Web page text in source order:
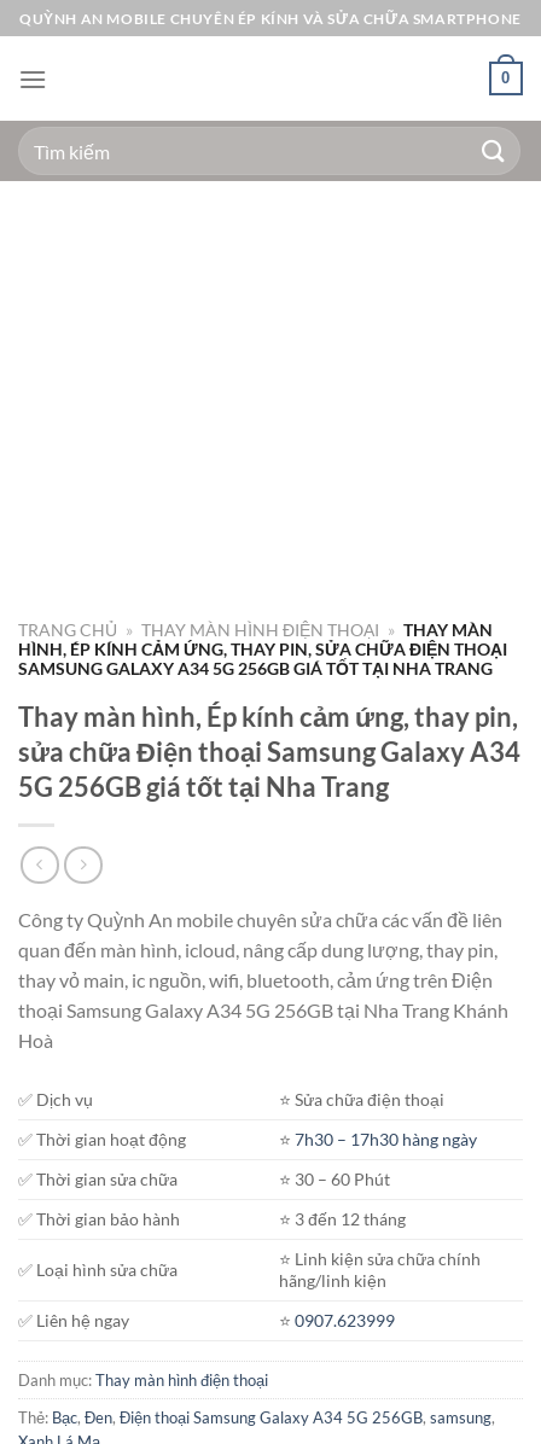
Bỏ
qua
nội
QUỲNH AN MOBILE CHUYÊN ÉP KÍNH VÀ SỬA CHỮA SMARTPHONE
0
Tìm
kiếm:
TRANG CHỦ » THAY MÀN HÌNH ĐIỆN THOẠI » THAY MÀN
HÌNH, ÉP KÍNH CẢM ỨNG, THAY PIN, SỬA CHỮA ĐIỆN THOẠI
SAMSUNG GALAXY A34 5G 256GB GIÁ TỐT TẠI NHA TRANG
Thay màn hình, Ép kính cảm ứng, thay pin,
sửa chữa Điện thoại Samsung Galaxy A34
5G 256GB giá tốt tại Nha Trang
Công ty Quỳnh An mobile chuyên sửa chữa các vấn đề liên
quan đến màn hình, icloud, nâng cấp dung lượng, thay pin,
thay vỏ main, ic nguồn, wifi, bluetooth, cảm ứng trên Điện
thoại Samsung Galaxy A34 5G 256GB tại Nha Trang Khánh
Hoà
✅ Dịch vụ
⭐️ Sửa chữa điện thoại
✅ Thời gian hoạt động
⭐️7h30 – 17h30 hàng ngày
✅ Thời gian sửa chữa
⭐️ 30 – 60 Phút
✅ Thời gian bảo hành
⭐️ 3 đến 12 tháng
✅ Loại hình sửa chữa
⭐️ Linh kiện sửa chữa chính
hãng/linh kiện
✅ Liên hệ ngay
⭐️0907.623999
Danh mục:Thay màn hình điện thoại
Thẻ: Bạc, Đen, Điện thoại Samsung Galaxy A34 5G 256GB, samsung,